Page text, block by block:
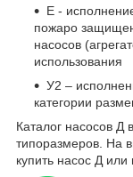
Е -
пожаро
насосов
использования
У2 –
категории
Каталог насосов Д
типоразмеров. На
купить насос Д